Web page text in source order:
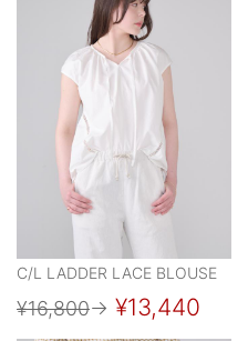
C/L LADDER LACE BLOUSE
¥16,800→ ¥13,440